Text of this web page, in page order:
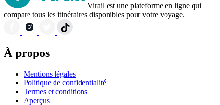
Virail est une plateforme en ligne qui
compare tous les itinéraires disponibles pour votre voyage.
À propos
Mentions légales
Politique de confidentialité
Termes et conditions
Aperçus